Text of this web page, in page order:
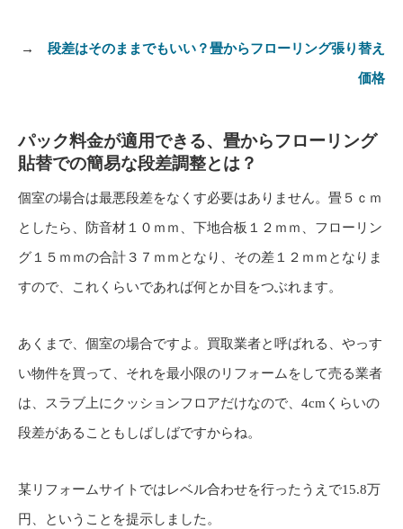
→ 段差はそのままでもいい？畳からフローリング張り替え
価格
パック料金が適用できる、畳からフローリング
貼替での簡易な段差調整とは？
個室の場合は最悪段差をなくす必要はありません。畳５ｃｍ
としたら、防音材１０ｍｍ、下地合板１２ｍｍ、フローリン
グ１５ｍｍの合計３７ｍｍとなり、その差１２ｍｍとなりま
すので、これくらいであれば何とか目をつぶれます。
あくまで、個室の場合ですよ。買取業者と呼ばれる、やっす
い物件を買って、それを最小限のリフォームをして売る業者
は、スラブ上にクッションフロアだけなので、4cmくらいの
段差があることもしばしばですからね。
某リフォームサイトではレベル合わせを行ったうえで15.8万
円、ということを提示しました。